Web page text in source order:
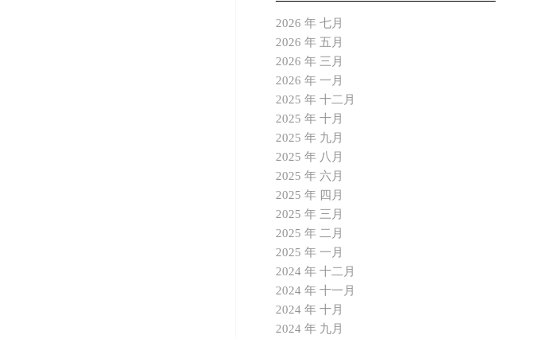
2026 年 七月
2026 年 五月
2026 年 三月
2026 年 一月
2025 年 十二月
2025 年 十月
2025 年 九月
2025 年 八月
2025 年 六月
2025 年 四月
2025 年 三月
2025 年 二月
2025 年 一月
2024 年 十二月
2024 年 十一月
2024 年 十月
2024 年 九月